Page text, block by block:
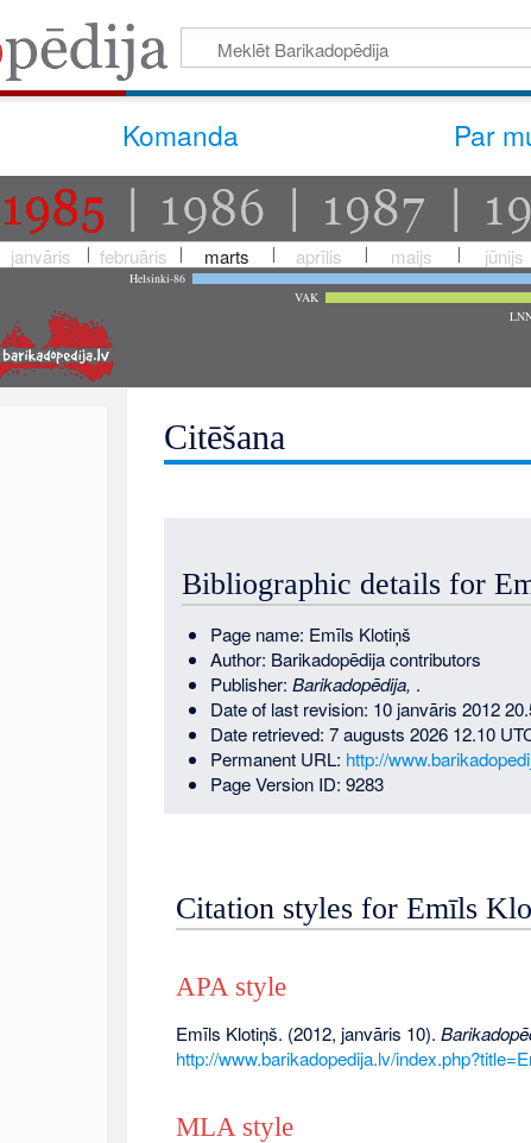
Komanda Par
janvāris februāris marts aprīlis maijs jūnijs
Helsinki-86
VAK
Citēšana
Bibliographic details for
Page name: Emīls Klotiņš
Author: Barikadopēdija contributors
Publisher: Barikadopēdija, .
Date of last revision: 10 janvāris 2012
Date retrieved: 7 augusts 2026 12.10
Permanent URL: http://
Page Version ID: 9283
Citation styles for Emīls
APA style
Emīls Klotiņš. (2012, janvāris 10).
http://www.barikadopedija.lv/
MLA style